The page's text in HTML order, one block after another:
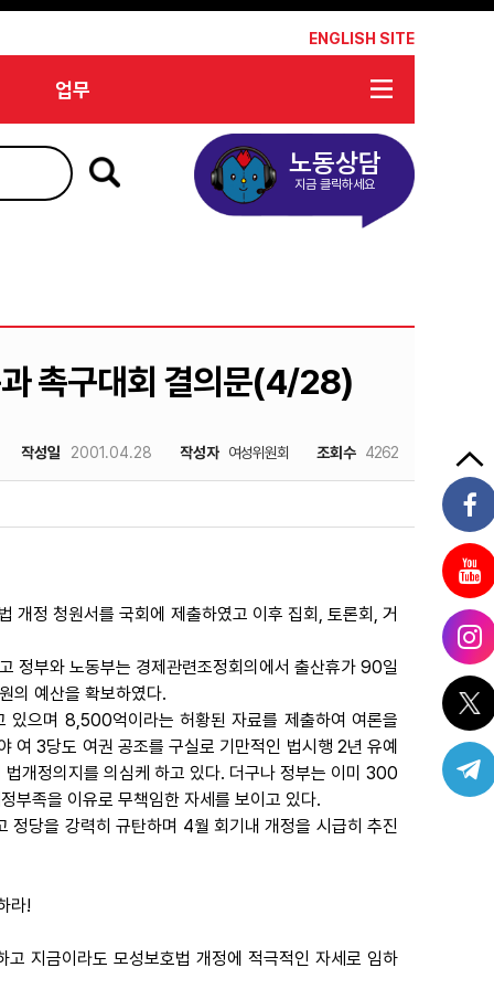
ENGLISH SITE
업무
노동상담
지금 클릭하세요
촉구대회 결의문(4/28)
작성일 2001.04.28 작성자 여성위원회 조회수 4262
개정 청원서를 국회에 제출하였고 이후 집회, 토론회, 거
정부와 노동부는 경제관련조정회의에서 출산휴가 90일
의 예산을 확보하였다.
있으며 8,500억이라는 허황된 자료를 제출하여 여론을
여 3당도 여권 공조를 구실로 기만적인 법시행 2년 유예
개정의지를 의심케 하고 있다. 더구나 정부는 이미 300
부족을 이유로 무책임한 자세를 보이고 있다.
정당을 강력히 규탄하며 4월 회기내 개정을 시급히 추진
라!
지금이라도 모성보호법 개정에 적극적인 자세로 임하